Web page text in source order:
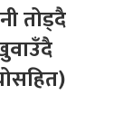
तोड्दै